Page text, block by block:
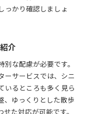
っかり確認しましょ
介
な配慮が必要です。
ーサービスでは、シニ
いるところも多く見ら
、ゆっくりとした散歩
た対応が可能です。